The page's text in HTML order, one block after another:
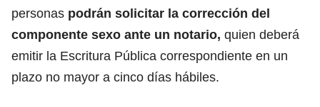
personas podrán solicitar la corrección del
componente sexo ante un notario, quien deberá
emitir la Escritura Pública correspondiente en un
plazo no mayor a cinco días hábiles.